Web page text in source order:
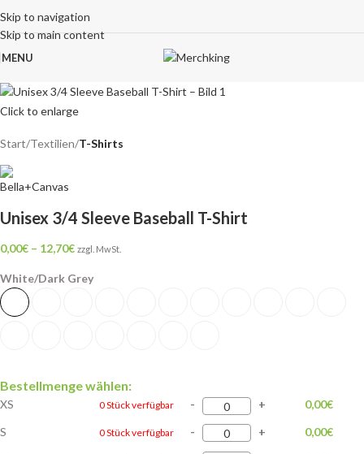
Skip to navigation
Skip to main content
MENU
Click to enlarge
Start Textilien T-Shirts
Unisex 3/4 Sleeve Baseball T-Shirt
0,00€ – 12,70€ zzgl. MwSt.
White/Dark Grey
Bestellmenge wählen:
XS 0 Stück verfügbar - + 0,00€
S
0 Stück verfügbar - + 0,00€